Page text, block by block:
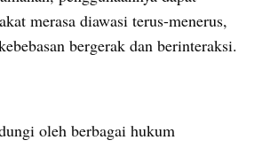
merasa diawasi terus-menerus,
bergerak dan berinteraksi.
oleh berbagai hukum